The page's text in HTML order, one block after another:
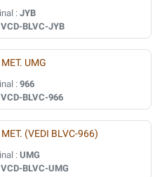
: JYB
VCD-BLVC-JYB
UMG
: 966
VCD-BLVC-966
(VEDI BLVC-966)
: UMG
VCD-BLVC-UMG